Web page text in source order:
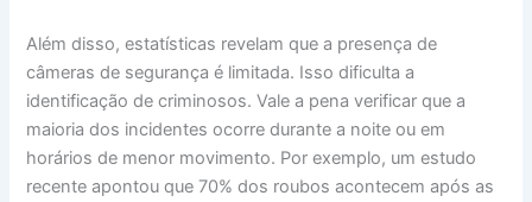
Além disso, estatísticas revelam que a presença de
câmeras de segurança é limitada. Isso dificulta a
identificação de criminosos. Vale a pena verificar que a
maioria dos incidentes ocorre durante a noite ou em
horários de menor movimento. Por exemplo, um estudo
recente apontou que 70% dos roubos acontecem após as